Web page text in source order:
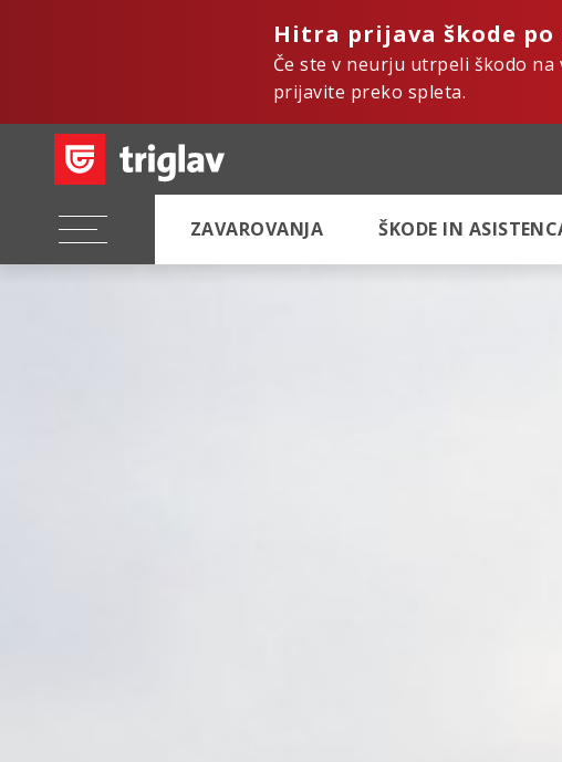
Hitra prijava škode po
Če ste v neurju utrpeli škodo
prijavite preko spleta.
ZAVAROVANJA ŠKODE IN